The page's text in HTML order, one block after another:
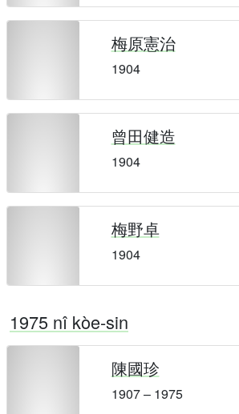
梅原憲治
1904
曾田健造
1904
梅野卓
1904
1975 nî kòe-sin
陳國珍
1907 – 1975